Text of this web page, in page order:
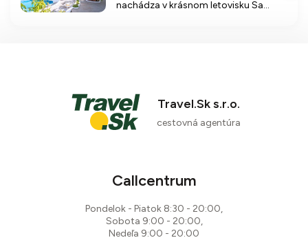
nachádza v krásnom letovisku Sa
Travel.Sk s.r.o.
cestovná agentúra
Callcentrum
Pondelok - Piatok 8:30 - 20:00,
Sobota 9:00 - 20:00,
Nedeľa 9:00 - 20:00